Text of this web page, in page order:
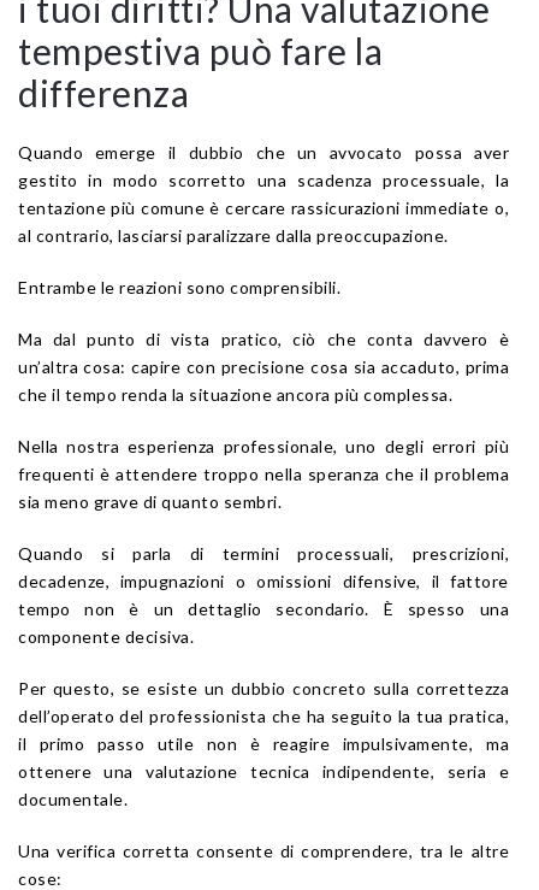
tempestiva può fare la
differenza
Quando emerge il dubbio che un avvocato possa aver
gestito in modo scorretto una scadenza processuale, la
tentazione più comune è cercare rassicurazioni immediate o,
al contrario, lasciarsi paralizzare dalla preoccupazione.
Entrambe le reazioni sono comprensibili.
Ma dal punto di vista pratico, ciò che conta davvero è
un’altra cosa: capire con precisione cosa sia accaduto, prima
che il tempo renda la situazione ancora più complessa.
Nella nostra esperienza professionale, uno degli errori più
frequenti è attendere troppo nella speranza che il problema
sia meno grave di quanto sembri.
Quando si parla di termini processuali, prescrizioni,
decadenze, impugnazioni o omissioni difensive, il fattore
tempo non è un dettaglio secondario. È spesso una
componente decisiva.
Per questo, se esiste un dubbio concreto sulla correttezza
dell’operato del professionista che ha seguito la tua pratica,
il primo passo utile non è reagire impulsivamente, ma
ottenere una valutazione tecnica indipendente, seria e
documentale.
Una verifica corretta consente di comprendere, tra le altre
cose: